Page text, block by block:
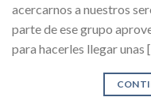
acercarnos a nuestros
parte de ese grupo
para hacerles llegar unas